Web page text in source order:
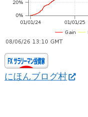
にほんブログ村